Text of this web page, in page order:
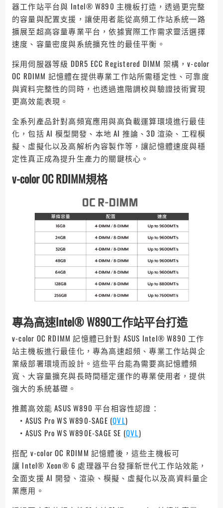
器工作站平台與 Intel® W890 主機板打造，透過更完整
的容量與配置支援，讓使用者能從高頻工作站系統一路
擴展至超高容量專業平台，依據實際工作需求靈活選擇
速度、容量密度與系統擴充性的最佳平衡。
採用伺服器等級 DDR5 ECC Registered DIMM 架構，v-color
OC RDIMM 記憶體在提供專業工作站所需穩定性、可靠度
與資料完整性的同時，也透過進階調校與驗證技術實現
更高效能表現。
全系列產品針對高頻寬應用與高負載運算環境進行最佳
化，包括 AI 模型開發、本地 AI 推論、3D 渲染、工程模
擬、虛擬化以及高解析內容製作等，讓記憶體速度與穩
定性真正成為提升生產力的關鍵核心。
v-color OC RDIMM規格
專為高速Intel® W890工作站平台打造
v-color OC RDIMM 記憶體已針對 ASUS Intel® W890 工作
站主機板進行最佳化，專為高速超頻、專業工作站與企
業級部署環境而設計。這些平台能為需要高記憶體頻
寬、大容量擴充與長時間穩定運作的專業使用者，提供
強大的系統基礎。
推薦高效能 ASUS W890 平台相容性認證：
• ASUS Pro WS W890-SAGE (QVL)
• ASUS Pro WS W890E-SAGE SE (QVL)
搭配 v-color OC RDIMM 記憶體後，這些主機板可
讓 Intel® Xeon® 6 處理器平台發揮新世代工作站效能，
全面支援 AI 開發、渲染、模擬、虛擬化以及高資料量企
業應用。